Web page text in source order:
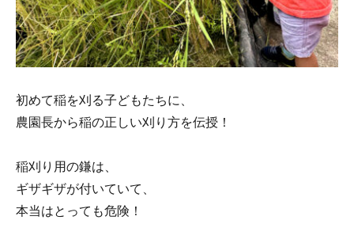
初めて稲を刈る子どもたちに、
農園長から稲の正しい刈り方を伝授！
稲刈り用の鎌は、
ギザギザが付いていて、
本当はとっても危険！